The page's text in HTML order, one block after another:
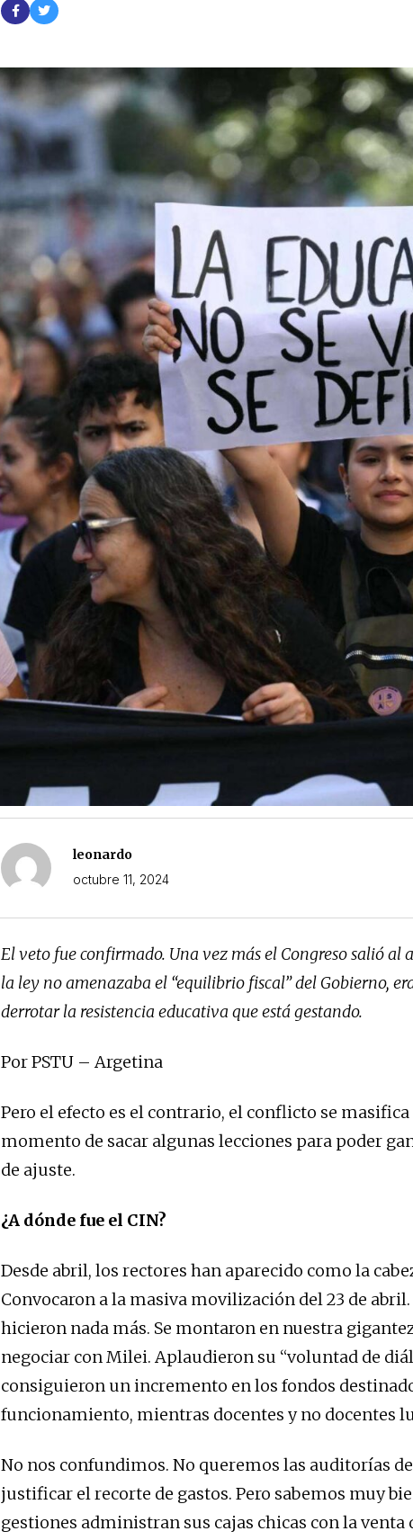
leonardo
octubre 11, 2024
El veto fue confirmado. Una vez más el Congreso salió al
la ley no amenazaba el “equilibrio fiscal” del Gobierno,
derrotar la resistencia educativa que está gestando.
Por PSTU – Argetina
Pero el efecto es el contrario, el conflicto se masifica
momento de sacar algunas lecciones para poder
de ajuste.
¿A dónde fue el CIN?
Desde abril, los rectores han aparecido como la
Convocaron a la masiva movilización del 23 de
hicieron nada más. Se montaron en nuestra
negociar con Milei. Aplaudieron su “voluntad de
consiguieron un incremento en los fondos
funcionamiento, mientras docentes y no docentes
No nos confundimos. No queremos las auditorías
justificar el recorte de gastos. Pero sabemos muy
gestiones administran sus cajas chicas con la venta